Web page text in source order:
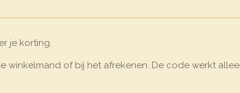
je korting.
winkelmand of bij het afrekenen. De code werkt